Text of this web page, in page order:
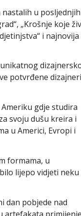
u
„Krošnje koje
i najnovija
potvrđene
gdje studira
svoju dušu kreira i
u Americi, Evropi i
formama, u
lijepo vidjeti neku
dan pobjede nad